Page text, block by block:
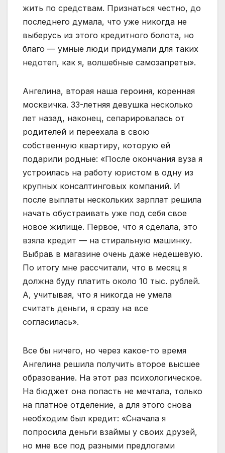
жить по средствам. Признаться честно, до
последнего думала, что уже никогда не
выберусь из этого кредитного болота, но
благо — умные люди придумали для таких
недотеп, как я, волшебные самозапреты».
Ангелина, вторая наша героиня, коренная
москвичка. 33-летняя девушка несколько
лет назад, наконец, сепарировалась от
родителей и переехала в свою
собственную квартиру, которую ей
подарили родные: «После окончания вуза я
устроилась на работу юристом в одну из
крупных консалтинговых компаний. И
после выплаты нескольких зарплат решила
начать обустраивать уже под себя свое
новое жилище. Первое, что я сделала, это
взяла кредит — на стиральную машинку.
Выбрав в магазине очень даже недешевую.
По итогу мне рассчитали, что в месяц я
должна буду платить около 10 тыс. рублей.
А, учитывая, что я никогда не умела
считать деньги, я сразу на все
согласилась».
Все бы ничего, но через какое-то время
Ангелина решила получить второе высшее
образование. На этот раз психологическое.
На бюджет она попасть не мечтала, только
на платное отделение, а для этого снова
необходим был кредит: «Сначала я
попросила деньги взаймы у своих друзей,
но мне все под разными предлогами